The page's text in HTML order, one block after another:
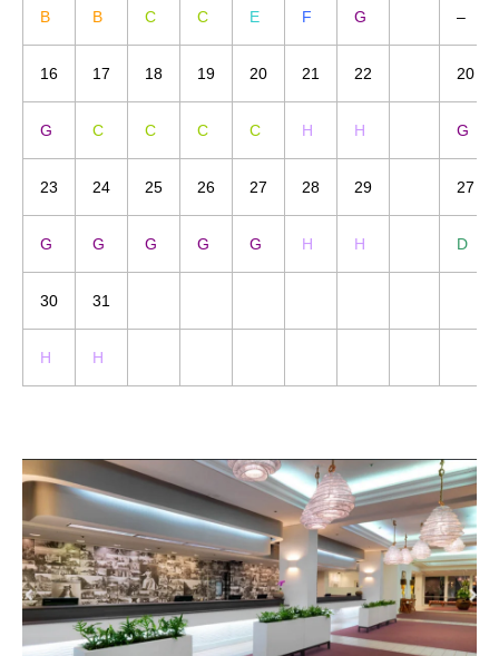
B B C C E F G –
16 17 18 19 20 21 22 20
G C C C C H H G
23 24 25 26 27 28 29 27
G G G G G H H D
30 31
H H